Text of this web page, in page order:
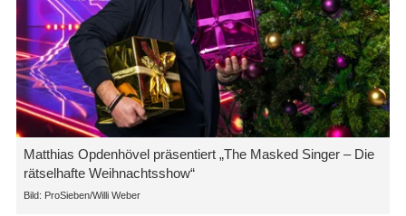
Matthias Opdenhövel präsentiert „The Masked Singer – Die
rätselhafte Weihnachtsshow“
ProSieben/​Willi Weber